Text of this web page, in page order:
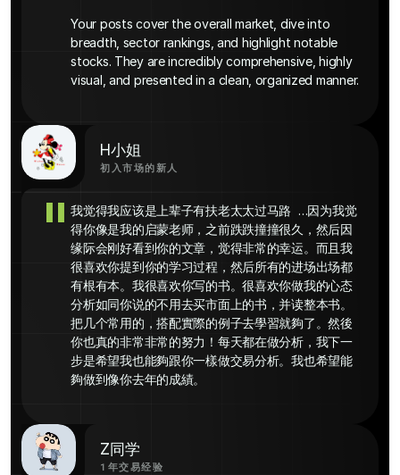
Your posts cover the overall market, dive into
breadth, sector rankings, and highlight notable
stocks. They are incredibly comprehensive, highly
H小姐
初入市场的新人
"我觉得我应该是上辈子有扶老太太过马路  …因为我觉
得你像是我的启蒙老师，之前跌跌撞撞很久，然后因
缘际会刚好看到你的文章，觉得非常的幸运。而且我
很喜欢你提到你的学习过程，然后所有的进场出场都
有根有本。我很喜欢你写的书。很喜欢你做我的心态
分析如同你说的不用去买市面上的书，并读整本书。
把几个常用的，搭配實際的例子去學習就夠了。然後
你也真的非常非常的努力！每天都在做分析，我下一
步是希望我也能夠跟你一樣做交易分析。我也希望能
夠做到像你去年的成績。
Z同学
1年交易经验